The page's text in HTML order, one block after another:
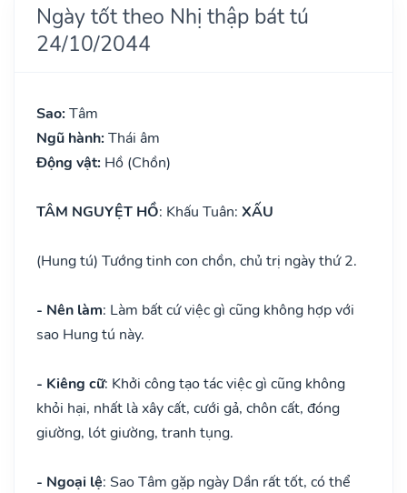
Ngày tốt theo Nhị thập bát tú
24/10/2044
Sao: Tâm
Ngũ hành: Thái âm
Động vật: Hồ (Chồn)
TÂM NGUYỆT HỒ: Khấu Tuân: XẤU
(Hung tú) Tướng tinh con chồn, chủ trị ngày thứ 2.
- Nên làm: Làm bất cứ việc gì cũng không hợp với
sao Hung tú này.
- Kiêng cữ: Khởi công tạo tác việc gì cũng không
khỏi hại, nhất là xây cất, cưới gả, chôn cất, đóng
giường, lót giường, tranh tụng.
- Ngoại lệ: Sao Tâm gặp ngày Dần rất tốt, có thể